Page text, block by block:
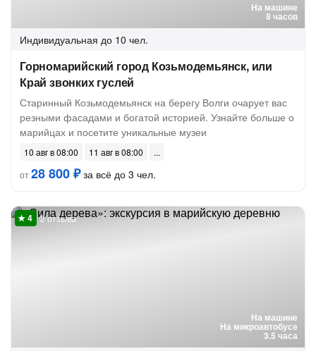
На машине
8 часов
Индивидуальная до 10 чел.
Горномарийский город Козьмодемьянск, или
Край звонких гуслей
Старинный Козьмодемьянск на берегу Волги очарует вас
резными фасадами и богатой историей. Узнайте больше о
марийцах и посетите уникальные музеи
10 авг в 08:00
11 авг в 08:00
от28 800 ₽за всё до 3 чел.
На машине
На микроавтобусе
3.5 часа
2 отзыва